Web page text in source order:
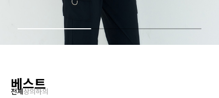
베스트
전체상의하의